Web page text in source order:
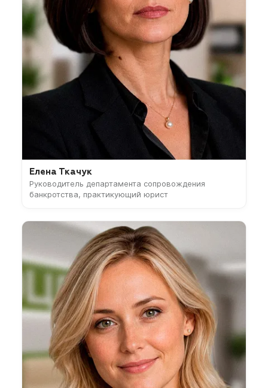
Елена Ткачук
Руководитель департамента сопровождения
банкротства, практикующий юрист